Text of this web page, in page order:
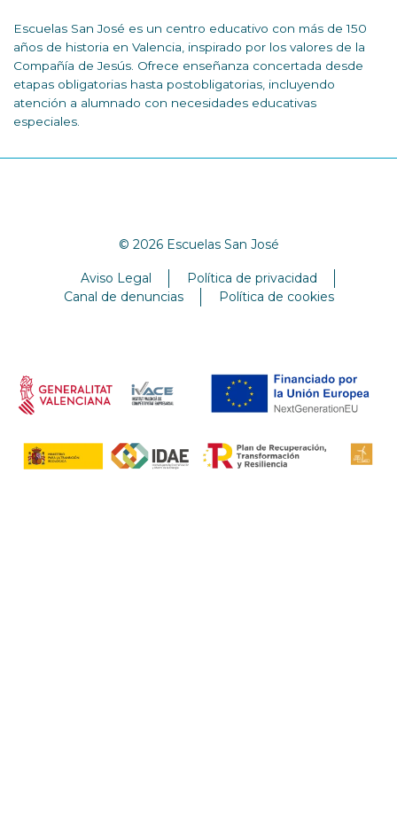
Escuelas San José es un centro educativo con más de 150
años de historia en Valencia, inspirado por los valores de la
Compañía de Jesús. Ofrece enseñanza concertada desde
etapas obligatorias hasta postobligatorias, incluyendo
atención a alumnado con necesidades educativas
especiales.
© 2026 Escuelas San José
Aviso Legal
Política de privacidad
Canal de denuncias
Política de cookies